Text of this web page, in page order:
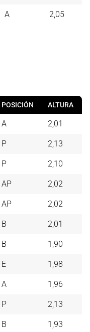
A 2,05
POSICIÓN ALTURA
A 2,01
P 2,13
P 2,10
AP 2,02
AP 2,02
B 2,01
B 1,90
E 1,98
A 1,96
P 2,13
B 1,93